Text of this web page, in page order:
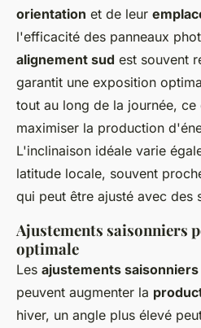
orientation et de leur
l'efficacité des panneaux
alignement sud est souvent
garantit une exposition
tout au long de la journée,
maximiser la production
L'inclinaison idéale varie
latitude locale, souvent
qui peut être ajusté avec des
Ajustements saisonniers
optimale
Les ajustements saisonniers
peuvent augmenter la
hiver, un angle plus élevé